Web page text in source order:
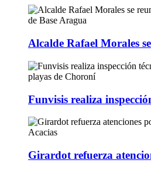
Alcalde Rafael Morales
Funvisis realiza
Girardot refuerza